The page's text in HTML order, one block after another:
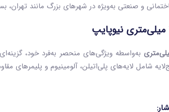
و صنعتی به‌ویژه در شهرهای بزرگ مانند تهران،
به‌واسطه ویژگی‌های منحصر به‌فرد خود،
شامل لایه‌های پلی‌اتیلن، آلومینیوم و پلیمرهای